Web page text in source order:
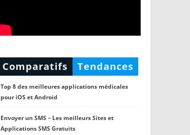
Comparatifs Tendances
Top 8 des meilleures applications médicales
pour iOS et Android
Envoyer un SMS – Les meilleurs Sites et
Applications SMS Gratuits